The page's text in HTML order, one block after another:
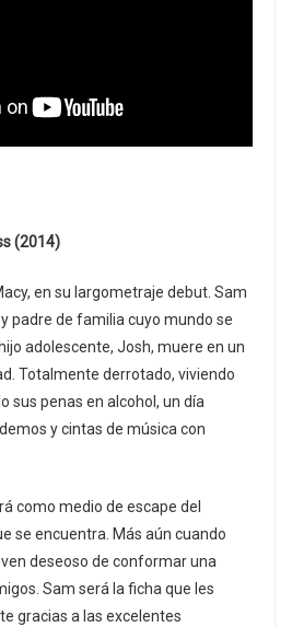
(2014)
en su largometraje debut. Sam
padre de familia cuyo mundo se
adolescente, Josh, muere en un
Totalmente derrotado, viviendo
sus penas en alcohol, un día
y cintas de música con
como medio de escape del
se encuentra. Más aún cuando
deseoso de conformar una
Sam será la ficha que les
gracias a las excelentes